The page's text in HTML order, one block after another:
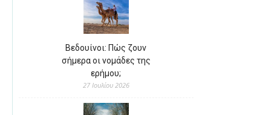
Βεδουίνοι: Πώς ζουν
σήμερα οι νομάδες της
ερήμου;
27 Ιουλίου 2026